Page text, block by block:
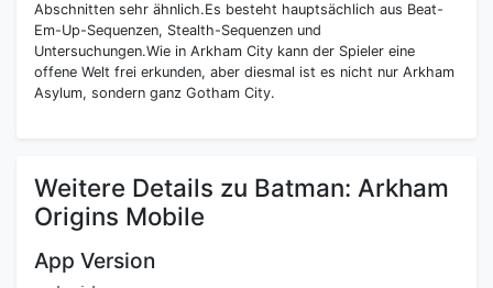
Abschnitten sehr ähnlich.Es besteht hauptsächlich aus Beat-
Em-Up-Sequenzen, Stealth-Sequenzen und
Untersuchungen.Wie in Arkham City kann der Spieler eine
offene Welt frei erkunden, aber diesmal ist es nicht nur Arkham
Asylum, sondern ganz Gotham City.
Weitere Details zu Batman: Arkham
Origins Mobile
App Version